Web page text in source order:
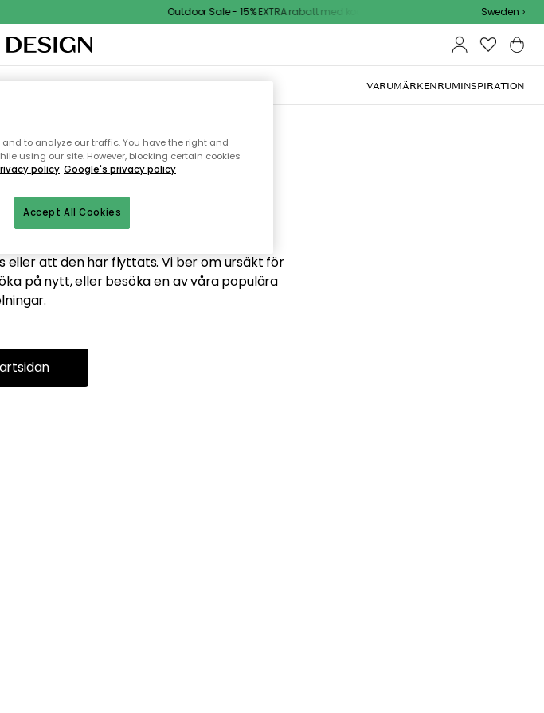
Outdoor Sale - 15% EXTRA rabatt med kod Sweden
UTEMÖBLER VARUMÄRKENRUMINSPIRATION
sidan du söker
eller att den har flyttats. Vi ber om ursäkt för
på nytt, eller besöka en av våra populära
to analyze our traffic. You have the right and
using our site. However, blocking certain cookies
policy Google's privacy policy
Accept All Cookies